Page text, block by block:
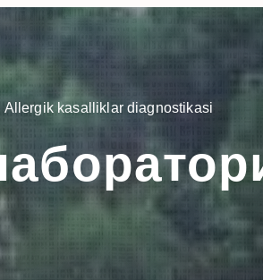
Allergik kasalliklar diagnostikasi